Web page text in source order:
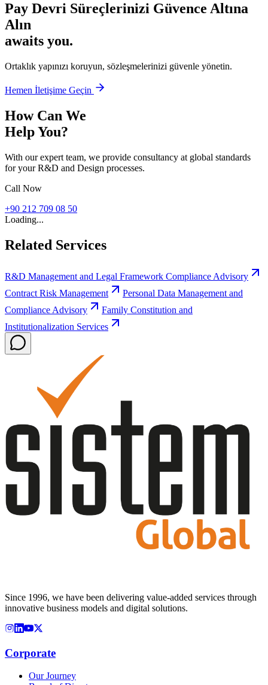
Pay Devri Süreçlerinizi Güvence Altına
Alın
awaits you.
Ortaklık yapınızı koruyun, sözleşmelerinizi güvenle yönetin.
Hemen İletişime Geçin
How Can We
Help You?
With our expert team, we provide consultancy at global standards
for your R&D and Design processes.
Call Now
+90 212 709 08 50
Loading...
Related Services
R&D Management and Legal Framework Compliance Advisory
Contract Risk Management
Personal Data Management and
Compliance Advisory
Family Constitution and
Institutionalization Services
Since 1996, we have been delivering value-added services through
innovative business models and digital solutions.
Corporate
Our Journey